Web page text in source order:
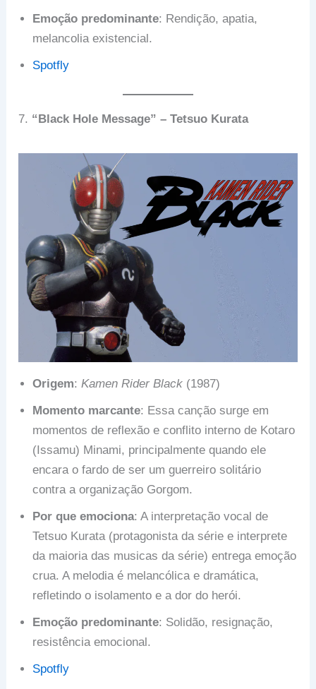
Emoção predominante: Rendição, apatia,
melancolia existencial.
Spotfly
7. “Black Hole Message” – Tetsuo Kurata
Origem:Kamen Rider Black (1987)
Momento marcante: Essa canção surge em
momentos de reflexão e conflito interno de Kotaro
(Issamu) Minami, principalmente quando ele
encara o fardo de ser um guerreiro solitário
contra a organização Gorgom.
Por que emociona: A interpretação vocal de
Tetsuo Kurata (protagonista da série e interprete
da maioria das musicas da série) entrega emoção
crua. A melodia é melancólica e dramática,
refletindo o isolamento e a dor do herói.
Emoção predominante: Solidão, resignação,
resistência emocional.
Spotfly